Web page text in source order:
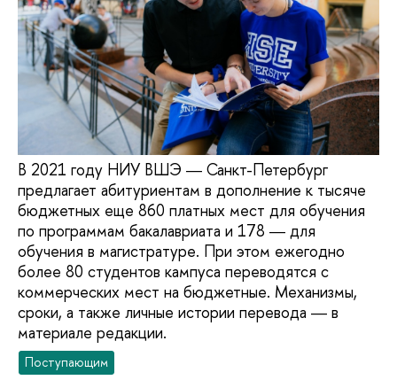
В 2021 году НИУ ВШЭ ― Санкт-Петербург
предлагает абитуриентам в дополнение к тысяче
бюджетных еще 860 платных мест для обучения
по программам бакалавриата и 178 ― для
обучения в магистратуре. При этом ежегодно
более 80 студентов кампуса переводятся с
коммерческих мест на бюджетные. Механизмы,
сроки, а также личные истории перевода ― в
материале редакции.
Поступающим